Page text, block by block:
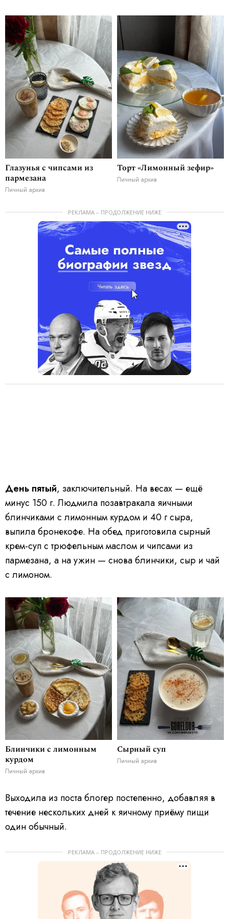
Глазунья с чипсами из
пармезана
Личный архив
Торт «Лимонный зефир»
Личный архив
РЕКЛАМА – ПРОДОЛЖЕНИЕ НИЖЕ
День пятый, заключительный. На весах — ещё
минус 150 г. Людмила позавтракала яичными
блинчиками с лимонным курдом и 40 г сыра,
выпила бронекофе. На обед приготовила сырный
крем-суп с трюфельным маслом и чипсами из
пармезана, а на ужин — снова блинчики, сыр и чай
с лимоном.
Блинчики с лимонным
курдом
Личный архив
Сырный суп
Личный архив
Выходила из поста блогер постепенно, добавляя в
течение нескольких дней к яичному приёму пищи
один обычный.
РЕКЛАМА – ПРОДОЛЖЕНИЕ НИЖЕ